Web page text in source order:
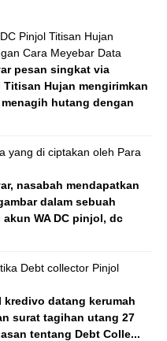
Pinjol Titisan Hujan
Cara Meyebar Data
pesan singkat via
Hujan mengirimkan
hutang dengan
yang di ciptakan oleh Para
nasabah mendapatkan
dalam sebuah
WA DC pinjol, dc
Debt collector Pinjol
datang kerumah
surat tagihan utang 27
tentang Debt Colle...